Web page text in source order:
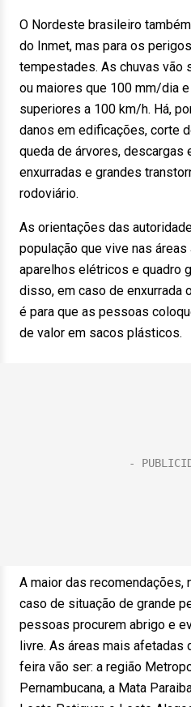
O Nordeste brasileiro
do Inmet, mas para os
tempestades. As chuvas vão
ou maiores que 100 mm/dia
superiores a 100 km/h. Há,
danos em edificações, corte
queda de árvores, descargas
enxurradas e grandes
rodoviário.
As orientações das
população que vive nas
aparelhos elétricos e quadro
disso, em caso de enxurrada
é para que as pessoas
de valor em sacos plásticos.
A maior das recomendações,
caso de situação de grande
pessoas procurem abrigo e
livre. As áreas mais afetadas
feira vão ser: a região
Pernambucana, a Mata